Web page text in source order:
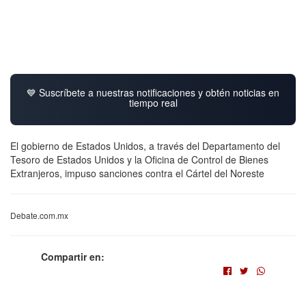
💙 Suscríbete a nuestras notificaciones y obtén noticias en
tiempo real
El gobierno de Estados Unidos, a través del Departamento del
Tesoro de Estados Unidos y la Oficina de Control de Bienes
Extranjeros, impuso sanciones contra el Cártel del Noreste
Debate.com.mx
Compartir en: